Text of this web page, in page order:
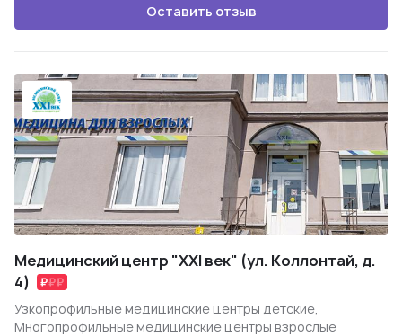
Оставить отзыв
Медицинский центр "XXI век" (ул. Коллонтай, д.
4)
Узкопрофильные медицинские центры детские,
Многопрофильные медицинские центры взрослые